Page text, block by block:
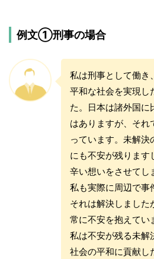
例文①刑事の場合
私は刑事として働き
平和な社会を実現し
た。日本は諸外国に
はありますが、それ
っています。未解決
にも不安が残ります
辛い想いをさせてし
私も実際に周辺で事
それは解決しました
常に不安を抱えてい
私は不安が残る未解
社会の平和に貢献し